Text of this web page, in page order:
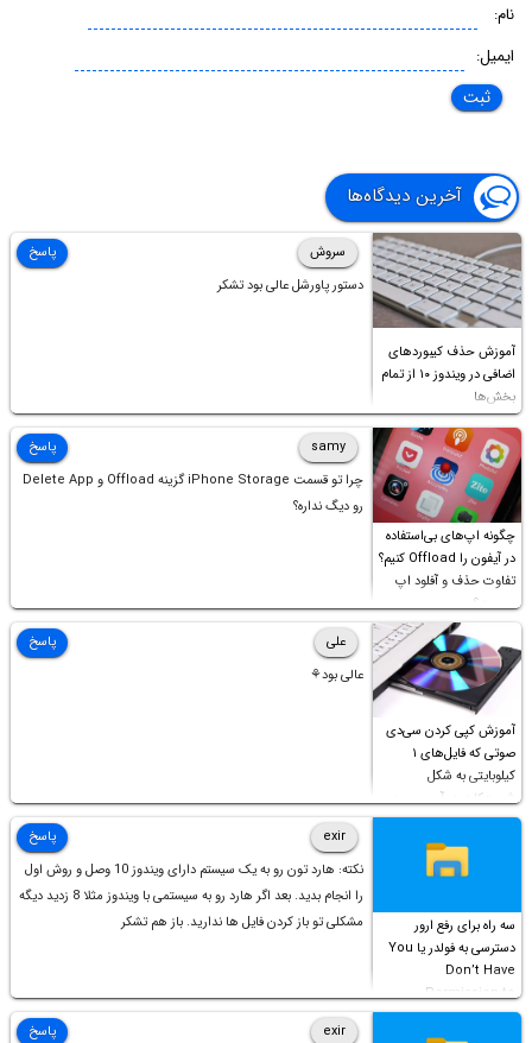
نام:
ایمیل:
آخرین دیدگاه‌ها
آموزش حذف کیبوردهای
اضافی در ویندوز ۱۰ از تمام
بخش‌ها
سروش
دستور پاورشل عالی بود تشکر
پاسخ
چگونه اپ‌های بی‌استفاده
در آیفون را Offload کنیم؟
تفاوت حذف و آفلود اپ
چیست؟
samy
چرا تو قسمت iPhone Storage گزینه Offload و Delete App
رو دیگ نداره؟
پاسخ
آموزش کپی کردن سی‌دی
صوتی که فایل‌های ۱
کیلوبایتی به شکل
شورت‌کات در آن موجود
است!
علی
عالی بود⚘
پاسخ
سه راه برای رفع ارور
دسترسی به فولدر یا You
Don’t Have
Permission to
Access this folder
exir
نکته: هارد تون رو به یک سیستم دارای ویندوز 10 وصل و روش اول
را انجام بدید. بعد اگر هارد رو به سیستمی با ویندوز مثلا 8 زدید دیگه
مشکلی تو باز کردن فایل ها ندارید. باز هم تشکر
پاسخ
exir
پاسخ